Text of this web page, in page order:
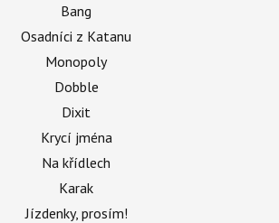
Bang
Osadníci z Katanu
Monopoly
Dobble
Dixit
Krycí jména
Na křídlech
Karak
Jízdenky, prosím!